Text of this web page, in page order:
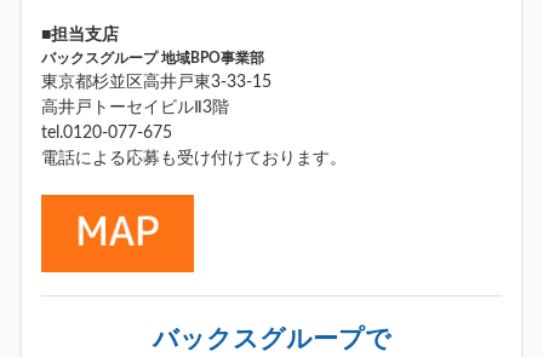
■担当支店
バックスグループ 地域BPO事業部
東京都杉並区高井戸東3-33-15
高井戸トーセイビルⅡ3階
tel.0120-077-675
電話による応募も受け付けております。
バックスグループで